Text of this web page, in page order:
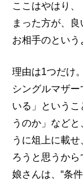
ここはやはり
まった方が、良
お相手のという
理由は1つだけ。
シングルマザ
いる」という
うのか」など
うに俎上に載
ろうと思うから
娘さんは、“条件